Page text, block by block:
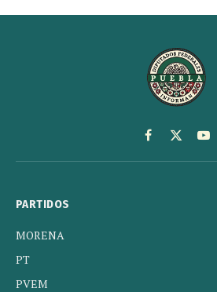
Facebook
X
PARTIDOS
MORENA
PT
PVEM